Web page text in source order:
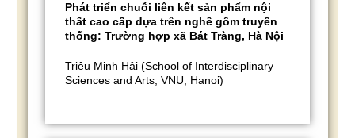
Phát triển chuỗi liên kết sản phẩm nội
thất cao cấp dựa trên nghề gốm truyền
thống: Trường hợp xã Bát Tràng, Hà Nội
Triệu Minh Hải (School of Interdisciplinary
Sciences and Arts, VNU, Hanoi)